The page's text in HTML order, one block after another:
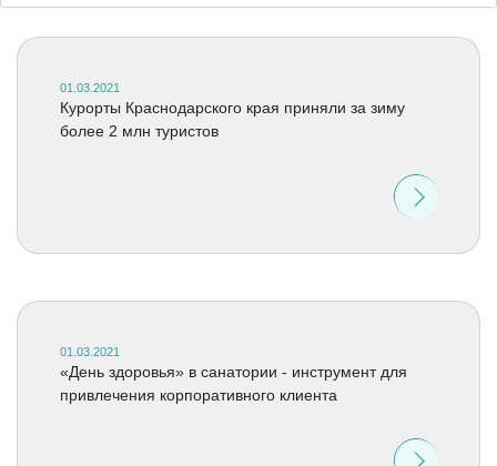
01.03.2021
Курорты Краснодарского края приняли за зиму
более 2 млн туристов
01.03.2021
«День здоровья» в санатории - инструмент для
привлечения корпоративного клиента